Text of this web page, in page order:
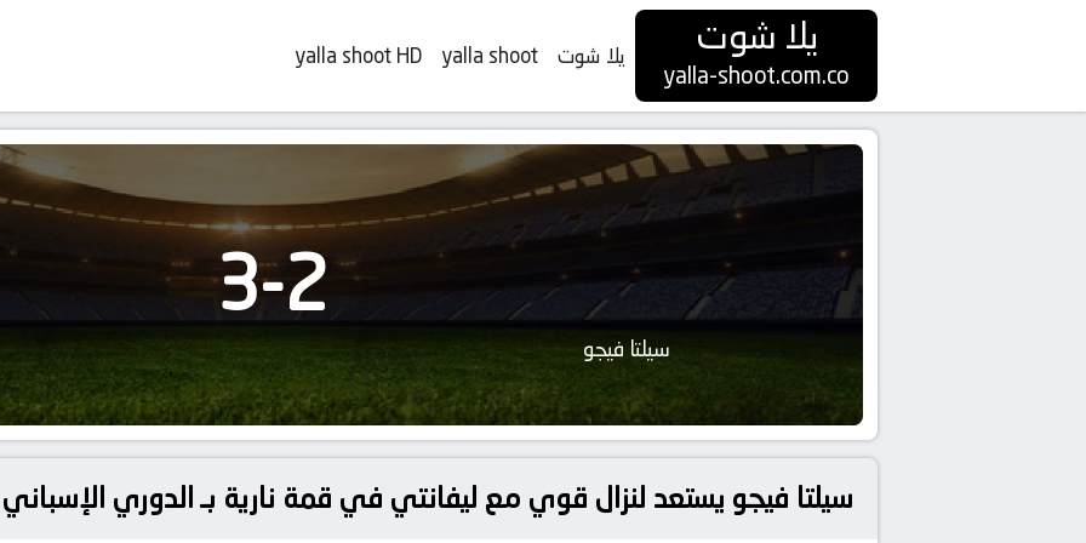
يلا شوت
yalla-shoot.com.co
يلا شوت yalla shoot
yalla shoot HD
سيلتا فيجو
2
-
3
سيلتا فيجو يستعد لنزال قوي مع ليفانتي في قمة نارية بـ الدوري الإسباني